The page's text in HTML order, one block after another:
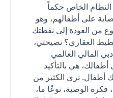
الخاص حكماً
على أطفالهم، وهو
من العودة إلى نقطتك
العقاري؟ نصيحتي،
المالي العالمي
هي بالتأكيد
أطفال. نرى الكثير من
فكرة الوصية، نوعًا ما،